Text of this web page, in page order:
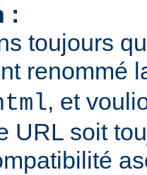
:
toujours
renommé
, et
URL soit